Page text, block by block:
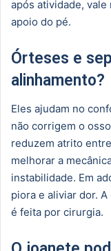
após atividade,
apoio do pé.
Órteses e
alinhamento?
Eles ajudam no
não corrigem o
reduzem atrito
melhorar a
instabilidade. Em
piora e aliviar dor.
é feita por cirurgia.